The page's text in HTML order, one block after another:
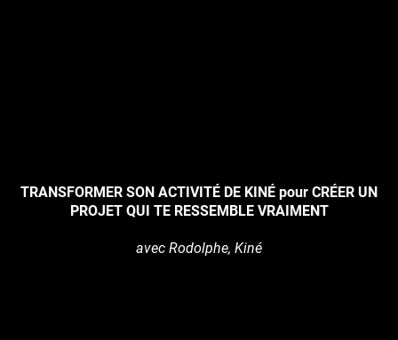
TRANSFORMER SON ACTIVITÉ DE KINÉ pour CRÉER UN
PROJET QUI TE RESSEMBLE VRAIMENT
avec Rodolphe, Kiné